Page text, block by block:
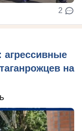
2
агрессивные
на